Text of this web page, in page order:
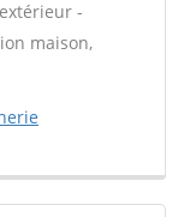
-
maison,